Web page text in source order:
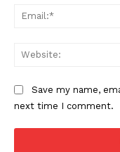
Save my name,
next time I comment.